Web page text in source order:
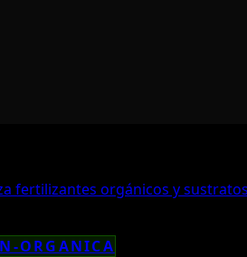
fertilizantes orgánicos y
ORGANICA